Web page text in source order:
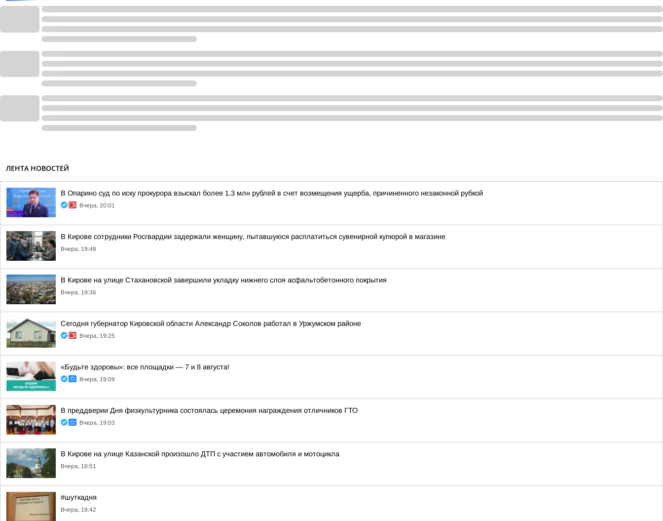
ЛЕНТА НОВОСТЕЙ
В Опарино суд по иску прокурора взыскал более 1,3 млн рублей в счет возмещения ущерба, причиненного незаконной рубкой
Вчера, 20:01
В Кирове сотрудники Росгвардии задержали женщину, пытавшуюся расплатиться сувенирной купюрой в магазине
Вчера, 19:48
В Кирове на улице Стахановской завершили укладку нижнего слоя асфальтобетонного покрытия
Вчера, 19:36
Сегодня губернатор Кировской области Александр Соколов работал в Уржумском районе
Вчера, 19:25
«Будьте здоровы»: все площадки — 7 и 8 августа!
Вчера, 19:09
В преддверии Дня физкультурника состоялась церемония награждения отличников ГТО
Вчера, 19:03
В Кирове на улице Казанской произошло ДТП с участием автомобиля и мотоцикла
Вчера, 18:51
#шуткадня
Вчера, 18:42